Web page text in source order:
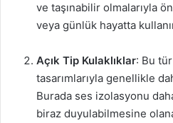
ve taşınabilir olmalarıyla
veya günlük hayatta
Açık Tip Kulaklıklar: Bu
tasarımlarıyla genellikle
Burada ses izolasyonu
biraz duyulabilmesine